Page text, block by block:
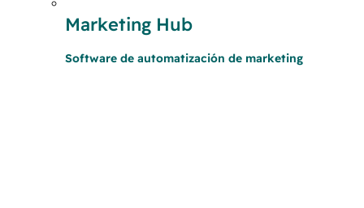
Marketing Hub
Software de automatización de marketing